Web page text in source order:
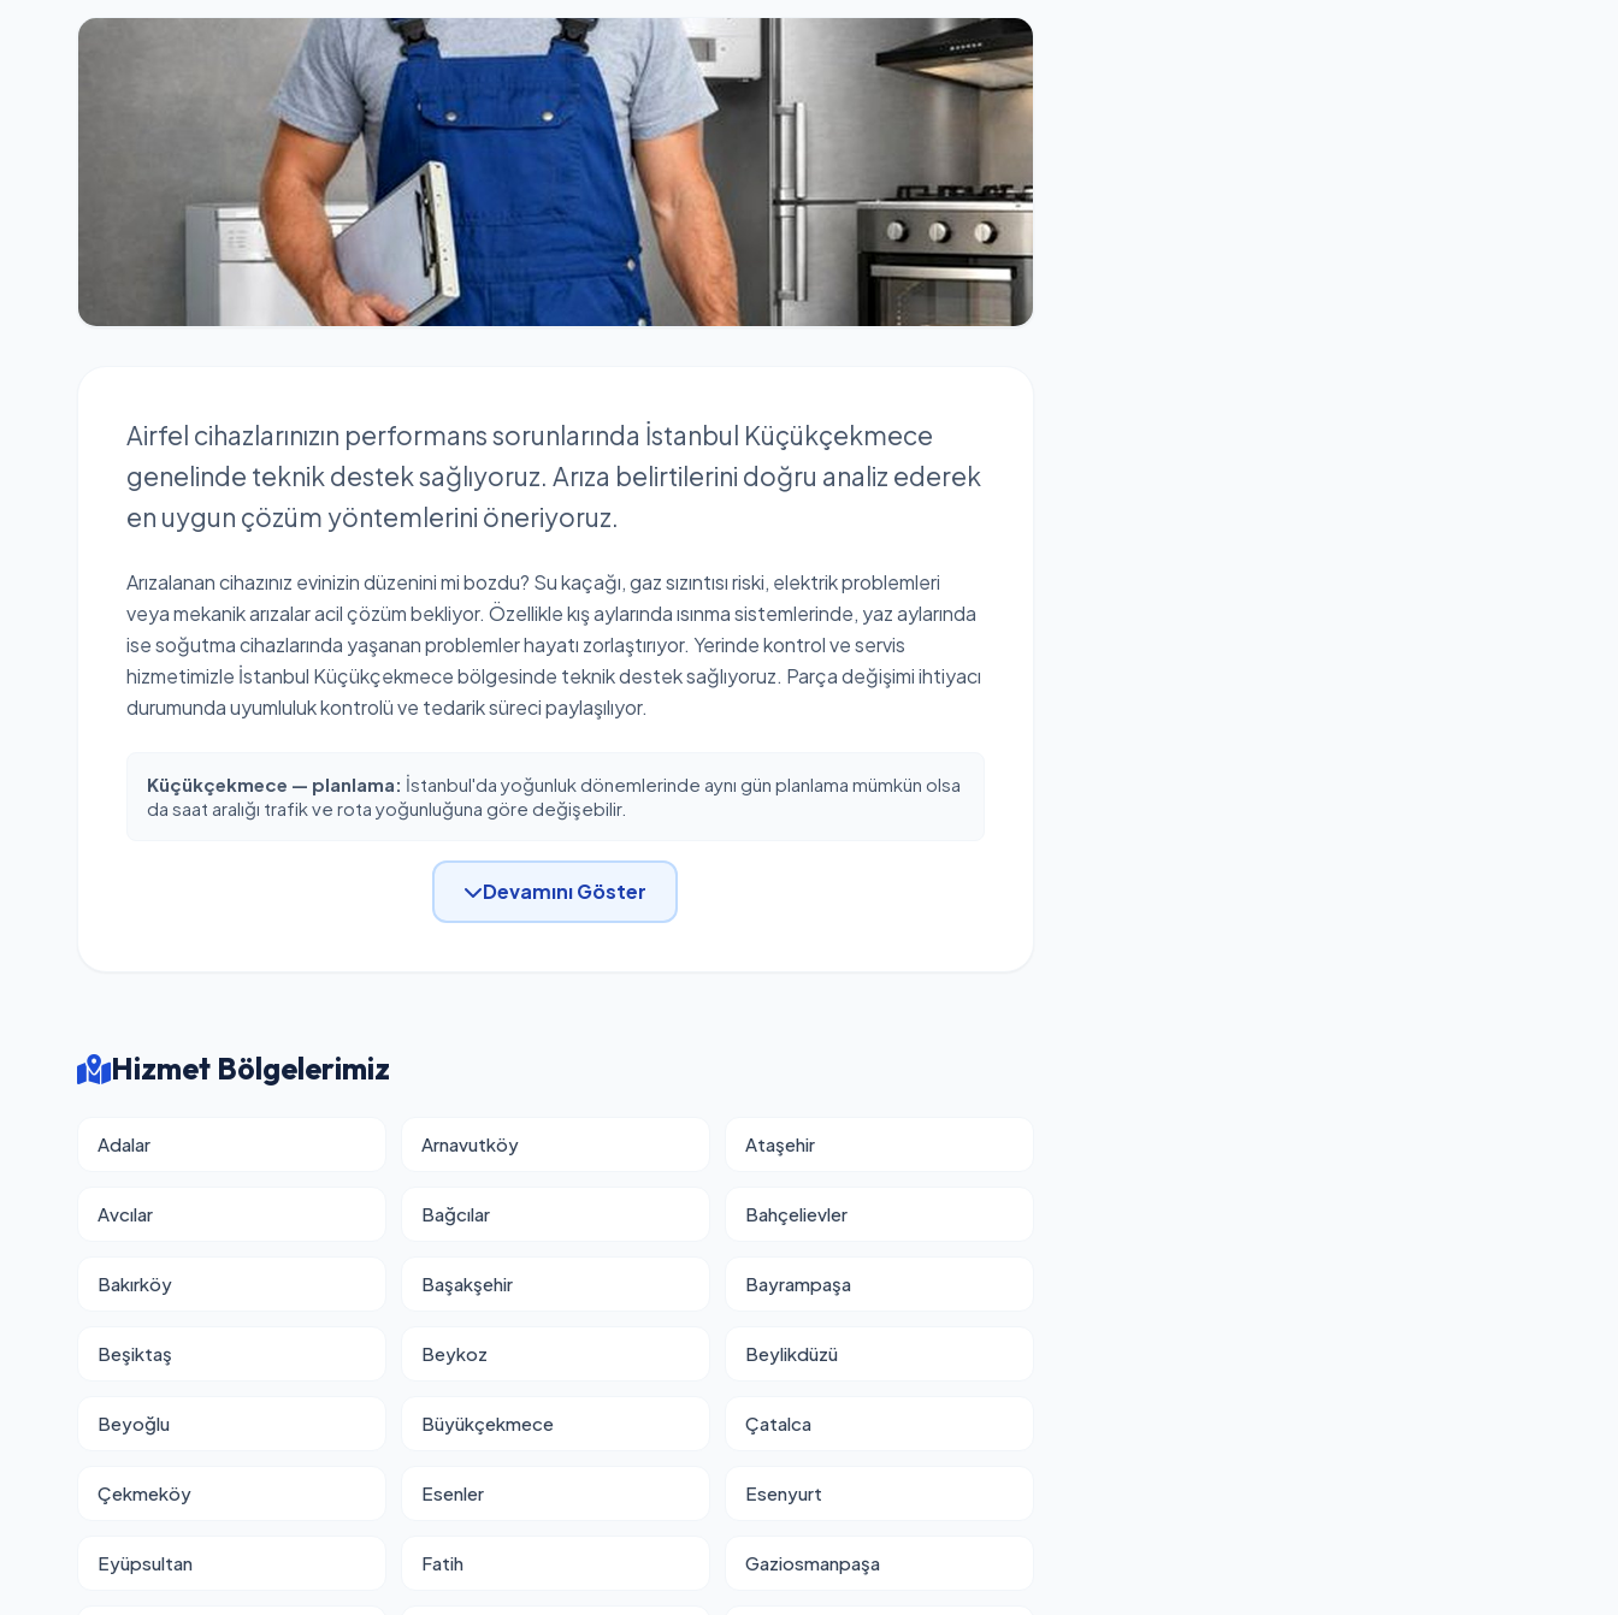
Airfel cihazlarınızın performans sorunlarında İstanbul Küçükçekmece
genelinde teknik destek sağlıyoruz. Arıza belirtilerini doğru analiz ederek
en uygun çözüm yöntemlerini öneriyoruz.
Arızalanan cihazınız evinizin düzenini mi bozdu? Su kaçağı, gaz sızıntısı riski, elektrik problemleri
veya mekanik arızalar acil çözüm bekliyor. Özellikle kış aylarında ısınma sistemlerinde, yaz aylarında
ise soğutma cihazlarında yaşanan problemler hayatı zorlaştırıyor. Yerinde kontrol ve servis
hizmetimizle İstanbul Küçükçekmece bölgesinde teknik destek sağlıyoruz. Parça değişimi ihtiyacı
durumunda uyumluluk kontrolü ve tedarik süreci paylaşılıyor.
Küçükçekmece — planlama: İstanbul'da yoğunluk dönemlerinde aynı gün planlama mümkün olsa
da saat aralığı trafik ve rota yoğunluğuna göre değişebilir.
Devamını Göster
Hizmet Bölgelerimiz
Adalar Arnavutköy Ataşehir
Avcılar Bağcılar Bahçelievler
Bakırköy Başakşehir Bayrampaşa
Beşiktaş Beykoz Beylikdüzü
Beyoğlu Büyükçekmece Çatalca
Çekmeköy Esenler Esenyurt
Eyüpsultan Fatih Gaziosmanpaşa